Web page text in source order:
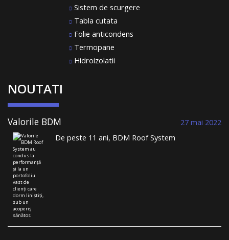
Sistem de scurgere
Tabla cutata
Folie anticondens
Termopane
Hidroizolatii
NOUTATI
Valorile BDM
Roof System au
condus la
performanță și la
un portofoliu
vast de clienți
care dorm
liniștiți, sub un
acoperiș sănătos
27 mai 2022
De peste 11 ani, BDM Roof System